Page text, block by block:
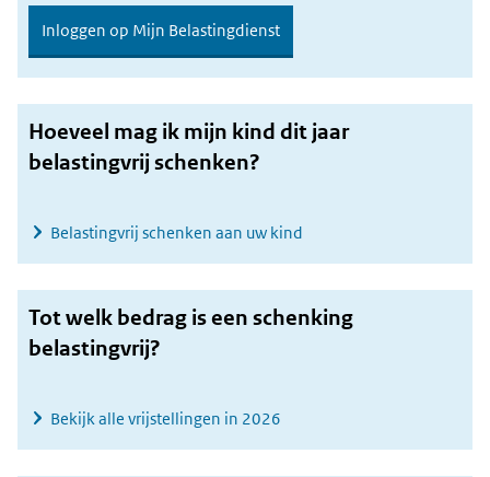
Inloggen op Mijn Belastingdienst
Hoeveel mag ik mijn kind dit jaar
belastingvrij schenken?
Belastingvrij schenken aan uw kind
Tot welk bedrag is een schenking
belastingvrij?
Bekijk alle vrijstellingen in 2026